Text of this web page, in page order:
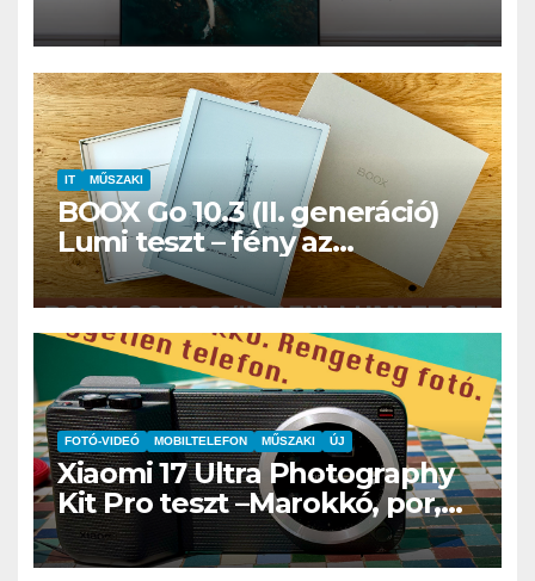
IT MŰSZAKI
BOOX Go 10.3 (II. generáció)
Lumi teszt – fény az
éjszakában, fél könyvtár a
családi csomagban
FOTÓ-VIDEÓ MOBILTELEFON MŰSZAKI ÚJ
Xiaomi 17 Ultra Photography
Kit Pro teszt –Marokkó, por,
hegyek és az a
bizonyospillanat, amikor nem